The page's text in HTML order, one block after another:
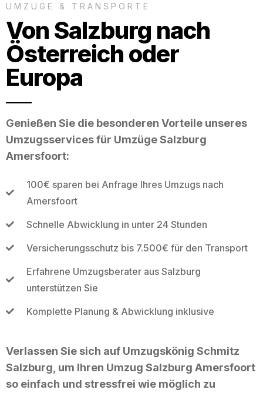
UMZÜGE & TRANSPORTE
Von Salzburg nach
Österreich oder
Europa
Genießen Sie die besonderen Vorteile unseres
Umzugsservices für Umzüge Salzburg
Amersfoort:
100€ sparen bei Anfrage Ihres Umzugs nach
Amersfoort
Schnelle Abwicklung in unter 24 Stunden
Versicherungsschutz bis 7.500€ für den Transport
Erfahrene Umzugsberater aus Salzburg
unterstützen Sie
Komplette Planung & Abwicklung inklusive
Verlassen Sie sich auf Umzugskönig Schmitz
Salzburg, um Ihren Umzug Salzburg Amersfoort
so einfach und stressfrei wie möglich zu